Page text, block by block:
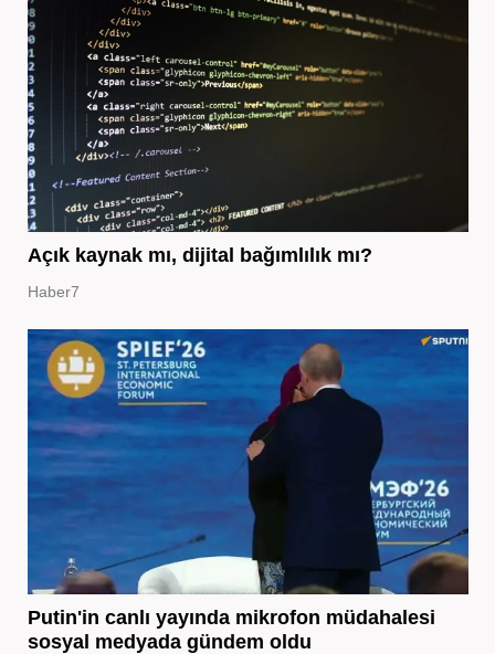
Açık kaynak mı, dijital bağımlılık mı?
Haber7
Putin'in canlı yayında mikrofon müdahalesi
sosyal medyada gündem oldu